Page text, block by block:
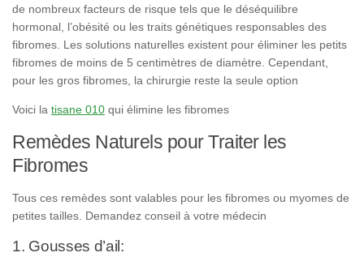
de nombreux facteurs de risque tels que le déséquilibre
hormonal, l’obésité ou les traits génétiques responsables des
fibromes. Les solutions naturelles existent pour éliminer les petits
fibromes de moins de 5 centimètres de diamètre. Cependant,
pour les gros fibromes, la chirurgie reste la seule option
Voici la tisane 010 qui élimine les fibromes
Remèdes Naturels pour Traiter les
Fibromes
Tous ces remèdes sont valables pour les fibromes ou myomes de
petites tailles. Demandez conseil à votre médecin
1. Gousses d’ail: